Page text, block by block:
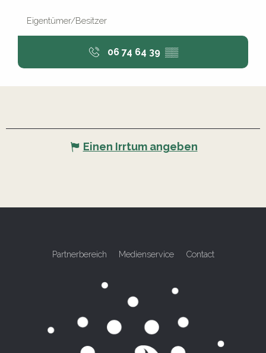
Eigentümer/Besitzer
06 74 64 39 ▒▒
Einen Irrtum angeben
Partnerbereich Medienservice Contact